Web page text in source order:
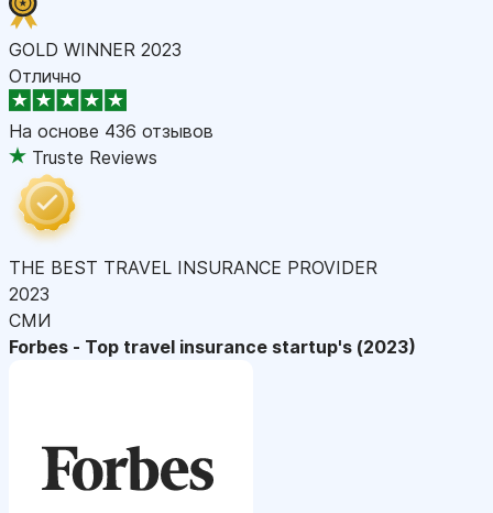
GOLD WINNER 2023
Отлично
На основе 436 отзывов
Truste Reviews
THE BEST TRAVEL INSURANCE PROVIDER
2023
СМИ
Forbes - Top travel insurance startup's (2023)